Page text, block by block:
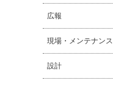
広報
現場・メンテナンス
設計